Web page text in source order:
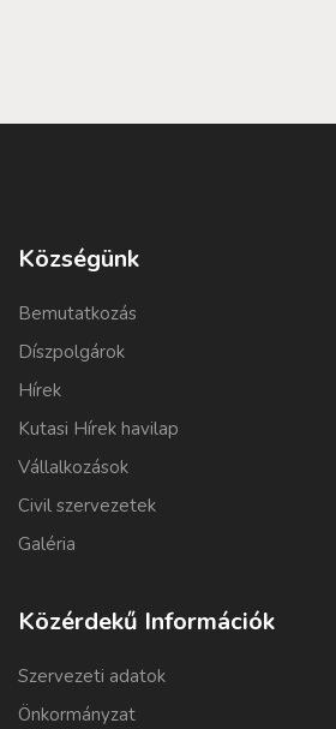
Községünk
Bemutatkozás
Díszpolgárok
Hírek
Kutasi Hírek havilap
Vállalkozások
Civil szervezetek
Galéria
Közérdekű Információk
Szervezeti adatok
Önkormányzat